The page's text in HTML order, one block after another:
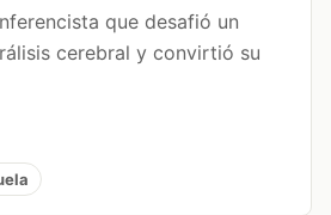
que desafió un
cerebral y convirtió su